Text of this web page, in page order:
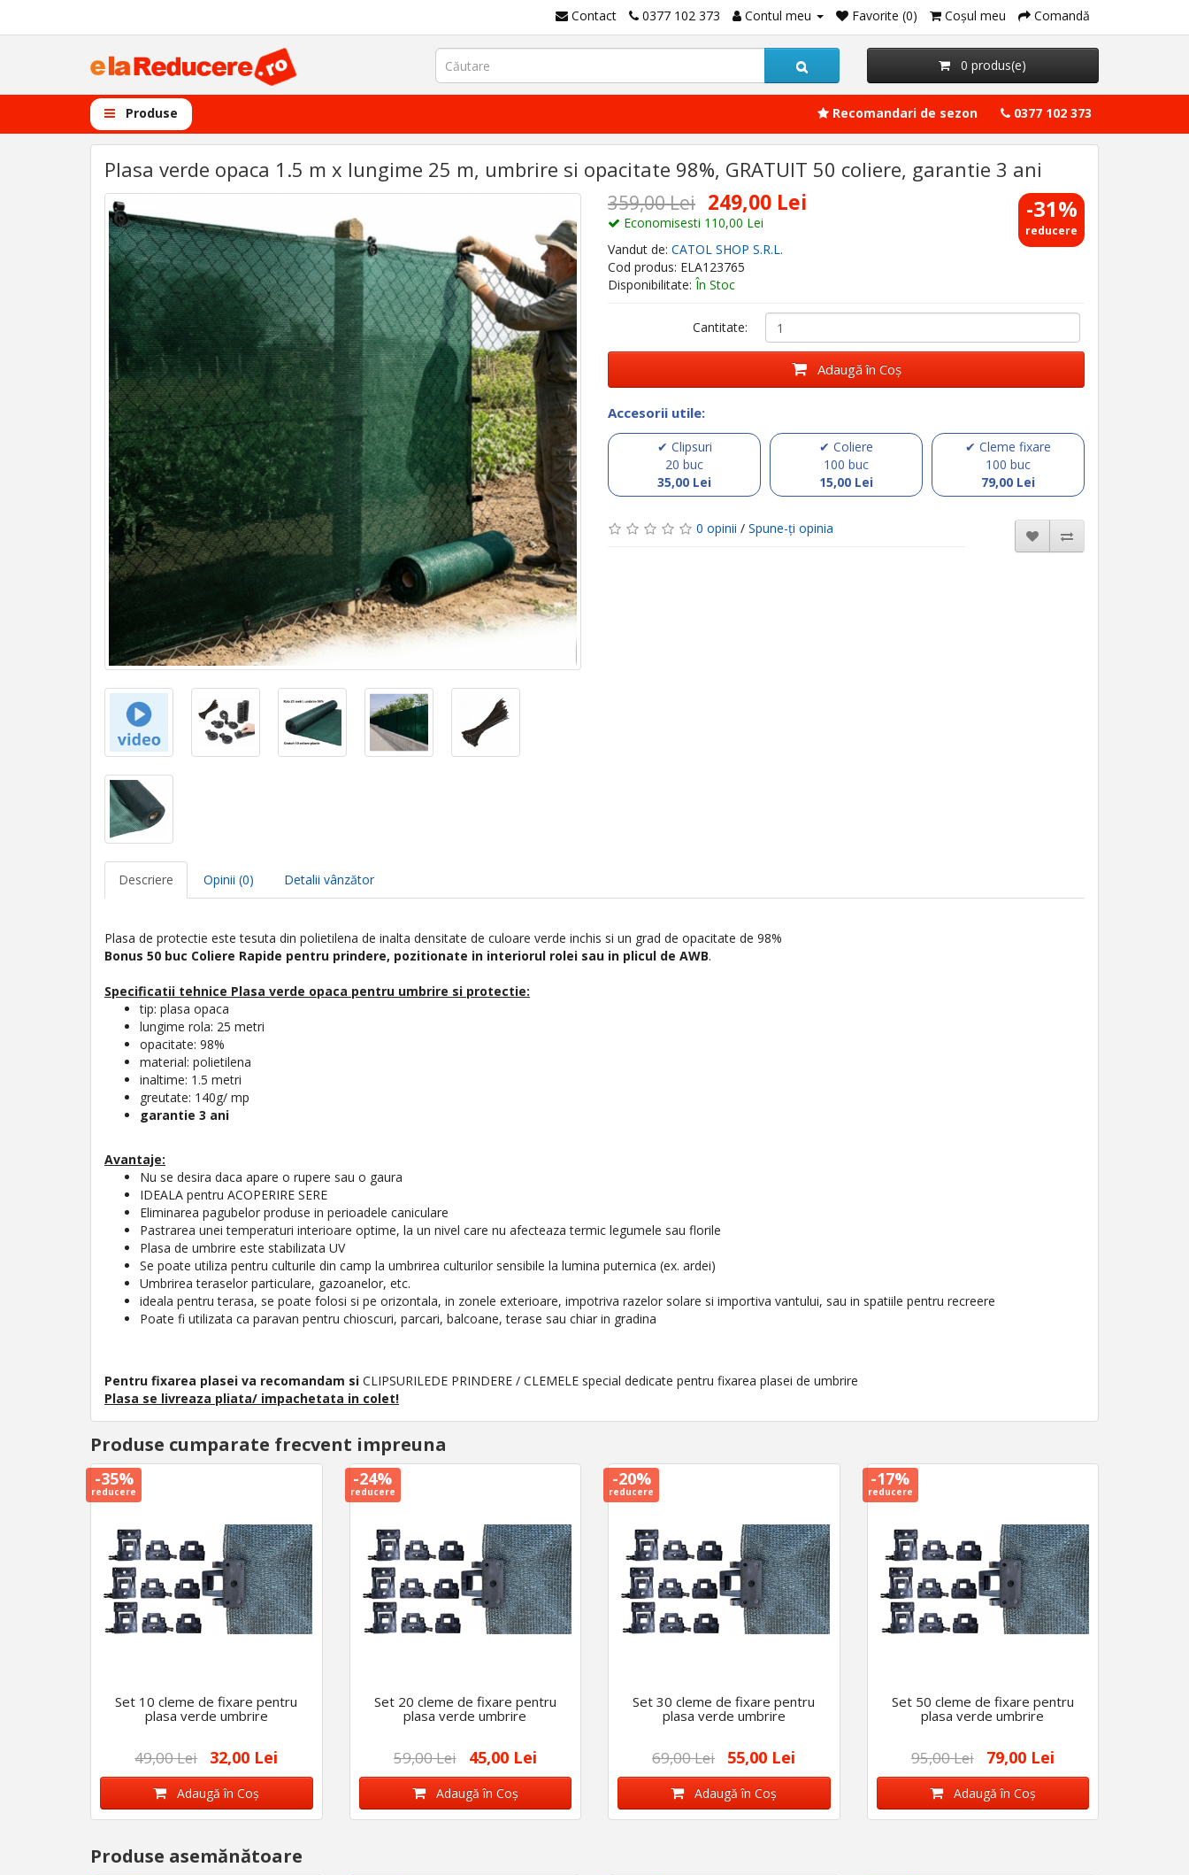
Contact 0377 102 373 Contul meu Favorite (0) Coşul meu Comandă
0 produs(e)
Produse Recomandari de sezon 0377 102 373
Plasa verde opaca 1.5 m x lungime 25 m, umbrire si opacitate 98%, GRATUIT 50 coliere, garantie 3 ani
-31%
reducere
359,00 Lei 249,00 Lei
Economisesti 110,00 Lei
Vandut de: CATOL SHOP S.R.L.
Cod produs: ELA123765
Disponibilitate: În Stoc
Cantitate:
Adaugă în Coş
Accesorii utile:
✔ Clipsuri
20 buc
35,00 Lei
✔ Coliere
100 buc
15,00 Lei
✔ Cleme fixare
100 buc
79,00 Lei
0 opinii / Spune-ţi opinia
Descriere Opinii (0) Detalii vânzător
Plasa de protectie este tesuta din polietilena de inalta densitate de culoare verde inchis si un grad de opacitate de 98%
Bonus 50 buc Coliere Rapide pentru prindere, pozitionate in interiorul rolei sau in plicul de AWB.
Specificatii tehnice Plasa verde opaca pentru umbrire si protectie:
tip: plasa opaca
lungime rola: 25 metri
opacitate: 98%
material: polietilena
inaltime: 1.5 metri
greutate: 140g/ mp
garantie 3 ani
Avantaje:
Nu se desira daca apare o rupere sau o gaura
IDEALA pentru ACOPERIRE SERE
Eliminarea pagubelor produse in perioadele caniculare
Pastrarea unei temperaturi interioare optime, la un nivel care nu afecteaza termic legumele sau florile
Plasa de umbrire este stabilizata UV
Se poate utiliza pentru culturile din camp la umbrirea culturilor sensibile la lumina puternica (ex. ardei)
Umbrirea teraselor particulare, gazoanelor, etc.
ideala pentru terasa, se poate folosi si pe orizontala, in zonele exterioare, impotriva razelor solare si importiva vantului, sau in spatiile pentru recreere
Poate fi utilizata ca paravan pentru chioscuri, parcari, balcoane, terase sau chiar in gradina
Pentru fixarea plasei va recomandam si CLIPSURILEDE PRINDERE / CLEMELE special dedicate pentru fixarea plasei de umbrire
Plasa se livreaza pliata/ impachetata in colet!
Produse cumparate frecvent impreuna
-35%
reducere
Set 10 cleme de fixare pentru
plasa verde umbrire
49,00 Lei 32,00 Lei
Adaugă în Coş
-24%
reducere
Set 20 cleme de fixare pentru
plasa verde umbrire
59,00 Lei 45,00 Lei
Adaugă în Coş
-20%
reducere
Set 30 cleme de fixare pentru
plasa verde umbrire
69,00 Lei 55,00 Lei
Adaugă în Coş
-17%
reducere
Set 50 cleme de fixare pentru
plasa verde umbrire
95,00 Lei 79,00 Lei
Adaugă în Coş
Produse asemănătoare